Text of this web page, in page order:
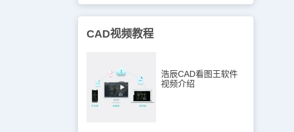
CAD视频教程
浩辰CAD看图王软件
视频介绍